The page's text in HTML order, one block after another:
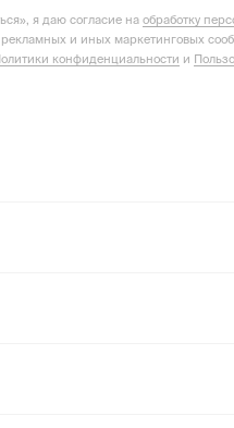
я даю согласие на обработку
рекламных и иных маркетинговых
конфиденциальности и